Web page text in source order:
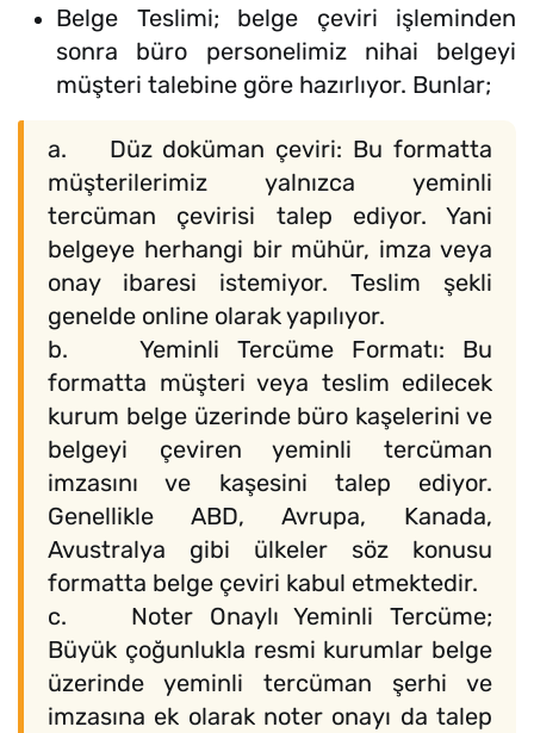
Belge Teslimi; belge çeviri işleminden
sonra büro personelimiz nihai belgeyi
müşteri talebine göre hazırlıyor. Bunlar;
a. Düz doküman çeviri: Bu formatta
müşterilerimiz yalnızca yeminli
tercüman çevirisi talep ediyor. Yani
belgeye herhangi bir mühür, imza veya
onay ibaresi istemiyor. Teslim şekli
genelde online olarak yapılıyor.
b. Yeminli Tercüme Formatı: Bu
formatta müşteri veya teslim edilecek
kurum belge üzerinde büro kaşelerini ve
belgeyi çeviren yeminli tercüman
imzasını ve kaşesini talep ediyor.
Genellikle ABD, Avrupa, Kanada,
Avustralya gibi ülkeler söz konusu
formatta belge çeviri kabul etmektedir.
c. Noter Onaylı Yeminli Tercüme;
Büyük çoğunlukla resmi kurumlar belge
üzerinde yeminli tercüman şerhi ve
imzasına ek olarak noter onayı da talep